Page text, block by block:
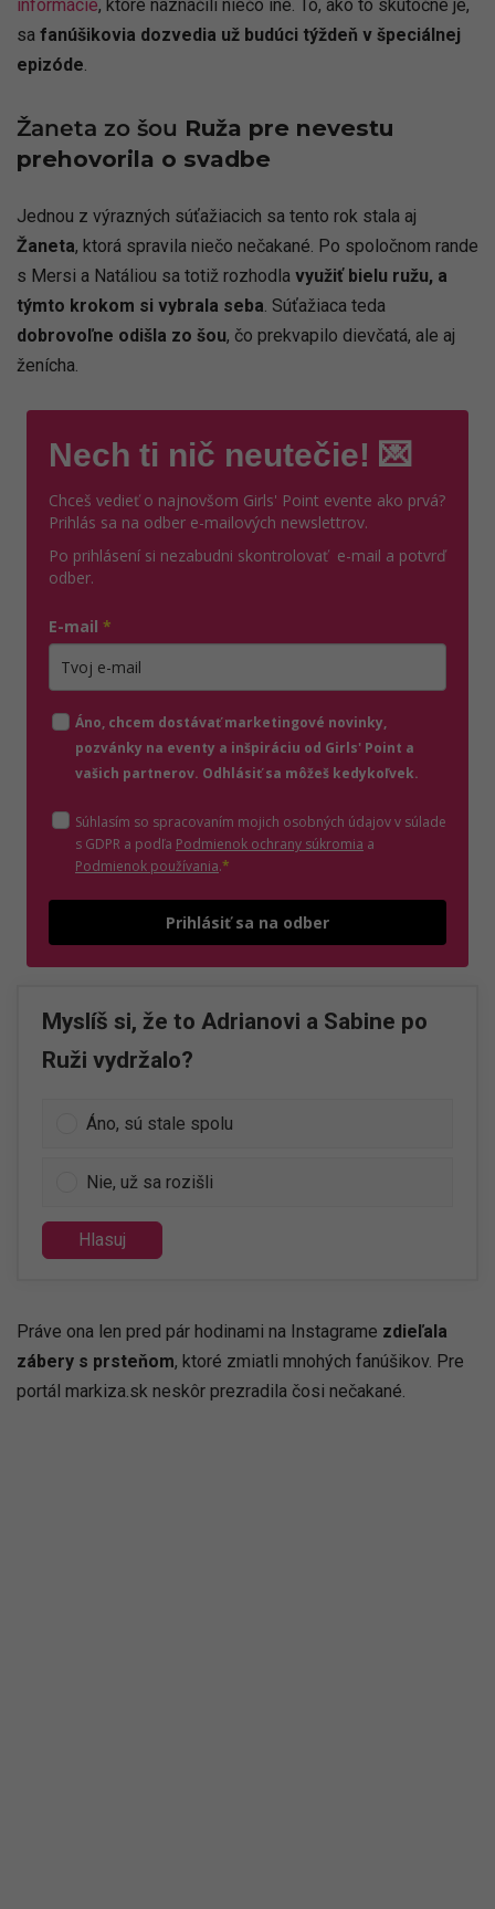
informácie, ktoré naznačili niečo iné. To, ako to skutočne je,
sa fanúšikovia dozvedia už budúci týždeň v špeciálnej
epizóde
Žaneta zo šou Ruža pre nevestu
prehovorila o svadbe
Jednou z výrazných súťažiacich sa tento rok stala aj
Žaneta, ktorá spravila niečo nečakané. Po spoločnom rande
s Mersi a Natáliou sa totiž rozhodla využiť bielu ružu, a
týmto krokom si vybrala seba. Súťažiaca teda
dobrovoľne odišla zo šou, čo prekvapilo dievčatá, ale aj
ženícha.
Nech ti nič neutečie! 💌
Chceš vedieť o najnovšom Girls' Point evente ako prvá?
Prihlás sa na odber e-mailových newslettrov.
Po prihlásení si nezabudni skontrolovať e-mail a potvrď
odber.
E-mail *
Áno, chcem dostávať marketingové novinky,
pozvánky na eventy a inšpiráciu od Girls' Point a
vašich partnerov. Odhlásiť sa môžeš kedykoľvek.
Súhlasím so spracovaním mojich osobných údajov v súlade
s GDPR a podľa Podmienok ochrany súkromia (otvorí sa v novom
a
Podmienok používania(otvorí sa v novom okne)
.*
Prihlásiť sa na odber
Myslíš si, že to Adrianovi a Sabine po
Ruži vydržalo?
Áno, sú stale spolu
Nie, už sa rozišli
Hlasuj
Práve ona len pred pár hodinami na Instagrame zdieľala
zábery s prsteňom, ktoré zmiatli mnohých fanúšikov. Pre
portál markiza.sk neskôr prezradila čosi nečakané.